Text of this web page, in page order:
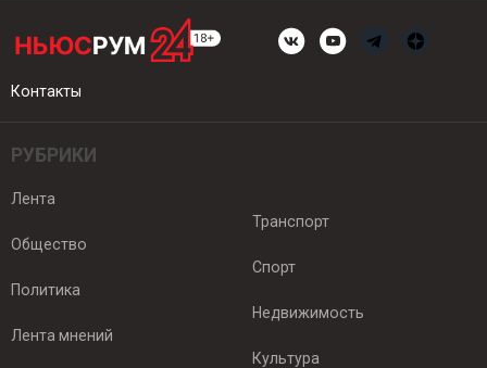
Контакты
РУБРИКИ
Лента
Общество
Политика
Лента мнений
Транспорт
Спорт
Недвижимость
Культура